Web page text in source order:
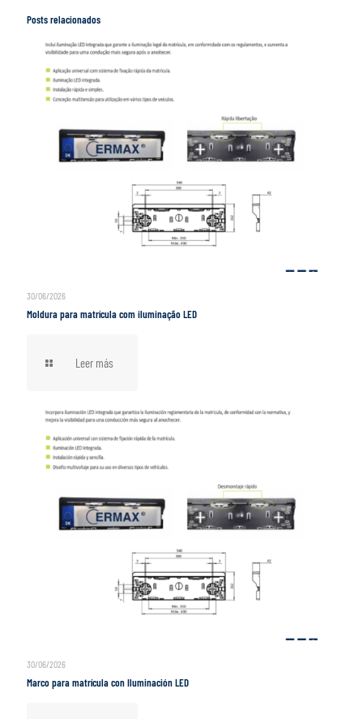
Posts relacionados
30/06/2026
Moldura para matrícula com iluminação LED
Leer más
30/06/2026
Marco para matrícula con Iluminación LED